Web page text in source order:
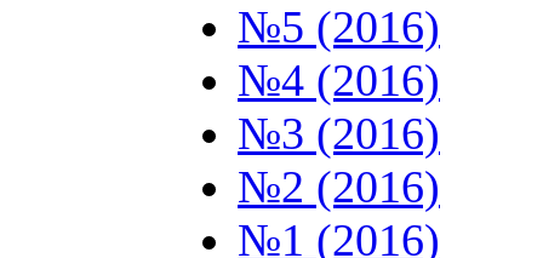
№5 (2016)
№4 (2016)
№3 (2016)
№2 (2016)
№1 (2016)